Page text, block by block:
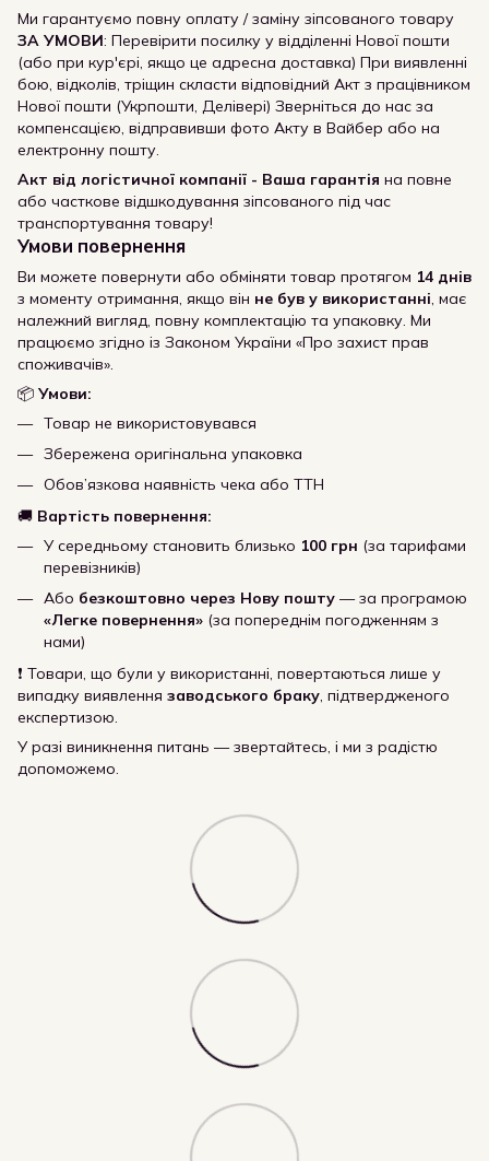
Ми гарантуємо повну оплату / заміну зіпсованого товару
ЗА УМОВИ: Перевірити посилку у відділенні Нової пошти
(або при кур'єрі, якщо це адресна доставка) При виявленні
бою, відколів, тріщин скласти відповідний Акт з працівником
Нової пошти (Укрпошти, Делівері) Зверніться до нас за
компенсацією, відправивши фото Акту в Вайбер або на
електронну пошту.
Акт від логістичної компанії - Ваша гарантія на повне
або часткове відшкодування зіпсованого під час
транспортування товару!
Умови повернення
Ви можете повернути або обміняти товар протягом 14 днів
з моменту отримання, якщо він не був у використанні , має
належний вигляд, повну комплектацію та упаковку. Ми
працюємо згідно із Законом України «Про захист прав
споживачів».
📦 Умови:
Товар не використовувався
Збережена оригінальна упаковка
Обов’язкова наявність чека або ТТН
🚚 Вартість повернення:
У середньому становить близько 100 грн (за тарифами
перевізників)
Або безкоштовно через Нову пошту — за програмою
«Легке повернення» (за попереднім погодженням з
нами)
❗ Товари, що були у використанні, повертаються лише у
випадку виявлення заводського браку , підтвердженого
експертизою.
У разі виникнення питань — звертайтесь, і ми з радістю
допоможемо.